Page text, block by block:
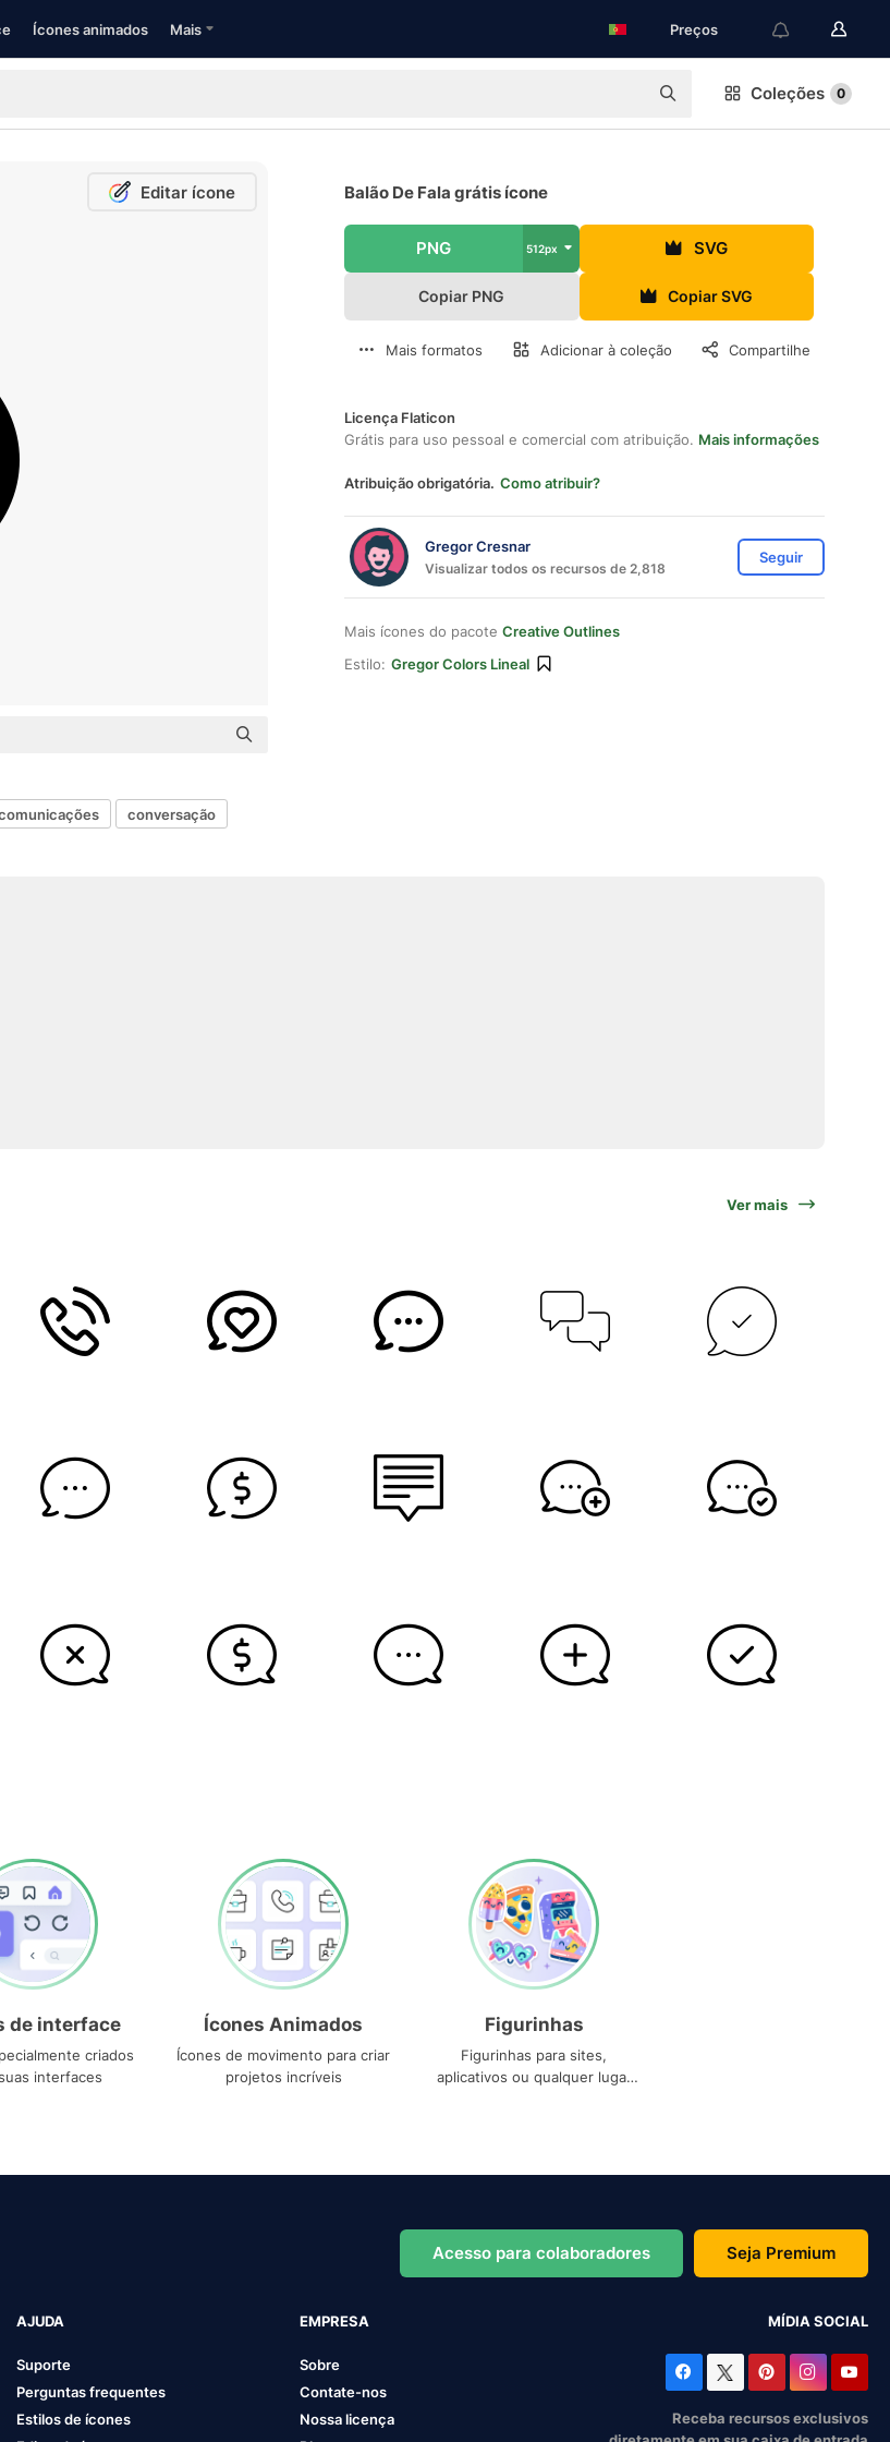
Ícones animados Mais Preços
Coleções 0
Editar ícone Balão De Fala grátis ícone
PNG 512px SVG
Copiar PNG Copiar SVG
Mais formatos Adicionar à coleção Compartilhe
Licença Flaticon
Grátis para uso pessoal e comercial com atribuição. Mais informações
Atribuição obrigatória. Como atribuir?
Gregor Cresnar
Visualizar todos os recursos de 2,818
Seguir
Mais ícones do pacote Creative Outlines
Estilo: Gregor Colors Lineal
conversação
Ver mais
de interface
criados
interfaces
Ícones Animados
Ícones de movimento para criar
projetos incríveis
Figurinhas
Figurinhas para sites,
aplicativos ou qualquer lugar
Acesso para colaboradores Seja Premium
AJUDA
Suporte
Perguntas frequentes
Estilos de ícones
EMPRESA
Sobre
Contate-nos
Nossa licença
MÍDIA SOCIAL
Receba recursos exclusivos